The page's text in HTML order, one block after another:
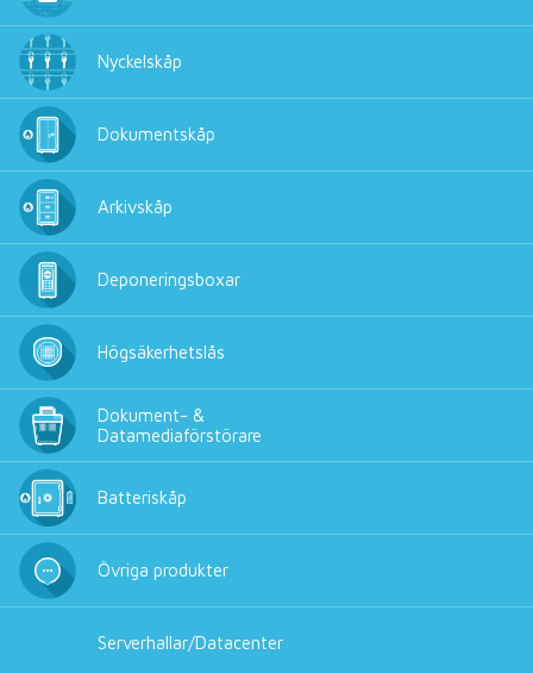
Nyckelskåp
Dokumentskåp
Arkivskåp
Deponeringsboxar
Högsäkerhetslås
Dokument- &
Datamediaförstörare
Batteriskåp
Övriga produkter
Serverhallar/Datacenter